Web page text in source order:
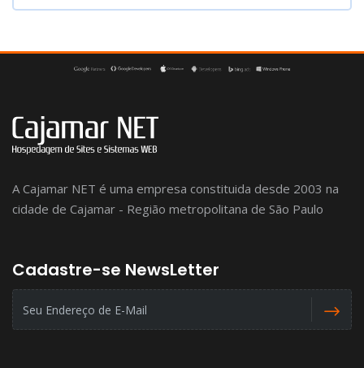
A Cajamar NET é uma empresa constituida desde 2003 na
cidade de Cajamar - Região metropolitana de São Paulo
Cadastre-se NewsLetter